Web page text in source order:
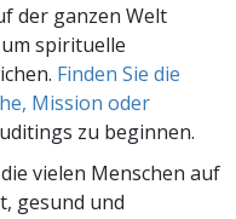
der ganzen Welt
spirituelle
Finden Sie die
Mission oder
zu beginnen.
vielen Menschen auf
gesund und